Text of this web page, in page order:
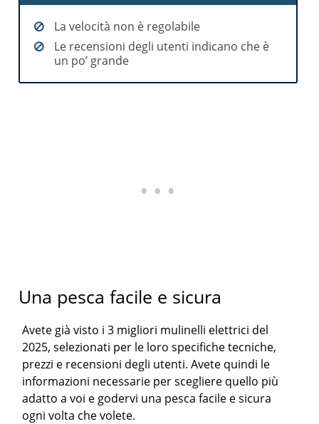
La velocità non è regolabile
Le recensioni degli utenti indicano che è
un po’ grande
Una pesca facile e sicura
Avete già visto i 3 migliori mulinelli elettrici del
2025, selezionati per le loro specifiche tecniche,
prezzi e recensioni degli utenti. Avete quindi le
informazioni necessarie per scegliere quello più
adatto a voi e godervi una pesca facile e sicura
ogni volta che volete.